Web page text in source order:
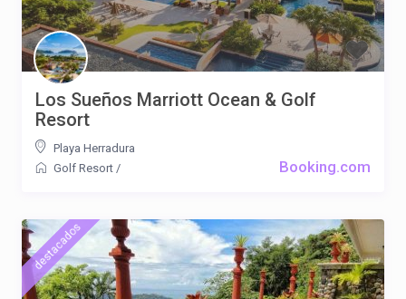
Booking.com
Los Sueños Marriott Ocean & Golf
Resort
Playa Herradura
Golf Resort /
destacados